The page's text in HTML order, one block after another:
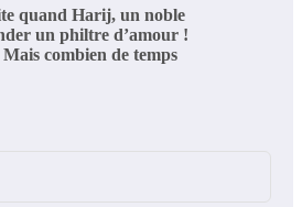
quand Harij, un noble
un philtre d’amour !
combien de temps